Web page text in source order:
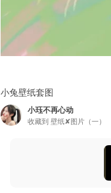
小兔壁纸套图
小珏不再心动
收藏到 壁纸✘图片（一）